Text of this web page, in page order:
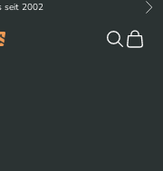
seit 2002 Vor
Suchen